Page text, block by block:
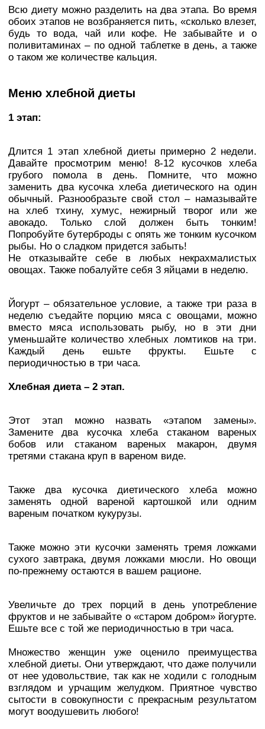
Всю диету можно разделить на два этапа. Во время
обоих этапов не возбраняется пить, «сколько влезет,
будь то вода, чай или кофе. Не забывайте и о
поливитаминах – по одной таблетке в день, а также
о таком же количестве кальция.
Меню хлебной диеты
1 этап:
Длится 1 этап хлебной диеты примерно 2 недели.
Давайте просмотрим меню! 8-12 кусочков хлеба
грубого помола в день. Помните, что можно
заменить два кусочка хлеба диетического на один
обычный. Разнообразьте свой стол – намазывайте
на хлеб тхину, хумус, нежирный творог или же
авокадо. Только слой должен быть тонким!
Попробуйте бутерброды с опять же тонким кусочком
рыбы. Но о сладком придется забыть!
Не отказывайте себе в любых некрахмалистых
овощах. Также побалуйте себя 3 яйцами в неделю.
Йогурт – обязательное условие, а также три раза в
неделю съедайте порцию мяса с овощами, можно
вместо мяса использовать рыбу, но в эти дни
уменьшайте количество хлебных ломтиков на три.
Каждый день ешьте фрукты. Ешьте с
периодичностью в три часа.
Хлебная диета – 2 этап.
Этот этап можно назвать «этапом замены».
Замените два кусочка хлеба стаканом вареных
бобов или стаканом вареных макарон, двумя
третями стакана круп в вареном виде.
Также два кусочка диетического хлеба можно
заменять одной вареной картошкой или одним
вареным початком кукурузы.
Также можно эти кусочки заменять тремя ложками
сухого завтрака, двумя ложками мюсли. Но овощи
по-прежнему остаются в вашем рационе.
Увеличьте до трех порций в день употребление
фруктов и не забывайте о «старом добром» йогурте.
Ешьте все с той же периодичностью в три часа.
Множество женщин уже оценило преимущества
хлебной диеты. Они утверждают, что даже получили
от нее удовольствие, так как не ходили с голодным
взглядом и урчащим желудком. Приятное чувство
сытости в совокупности с прекрасным результатом
могут воодушевить любого!